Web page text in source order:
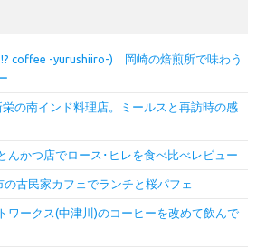
coffee -yurushiiro-)｜岡崎の焙煎所で味わう
栄の南インド料理店。ミールスと再訪時の感
んかつ店でロース･ヒレを食べ比べレビュー
の古民家カフェでランチと桜パフェ
ワークス(中津川)のコーヒーを改めて飲んで